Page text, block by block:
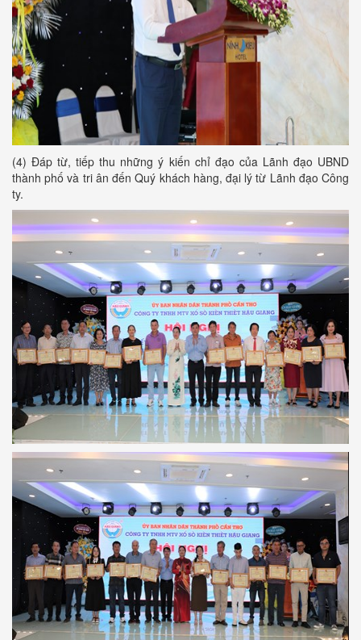
(4) Đáp từ, tiếp thu những ý kiến chỉ đạo của Lãnh đạo UBND
thành phố và tri ân đến Quý khách hàng, đại lý từ Lãnh đạo Công
ty.